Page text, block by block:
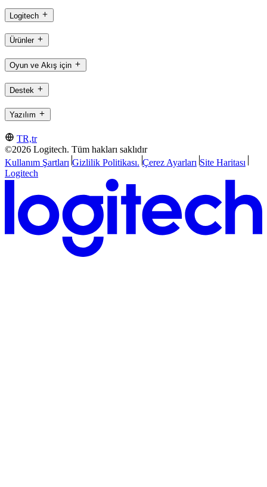
Logitech
Ürünler
Oyun ve Akış için
Destek
Yazılım
TR,tr
©2026 Logitech. Tüm hakları saklıdır
Kullanım Şartları Gizlilik Politikası. Çerez Ayarları Site Haritası
Logitech